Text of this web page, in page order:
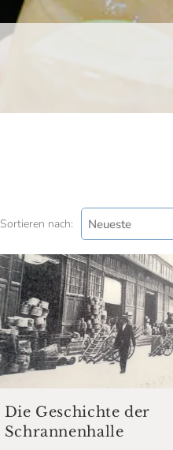
Sortieren nach: Neueste
Die Geschichte der
Schrannenhalle